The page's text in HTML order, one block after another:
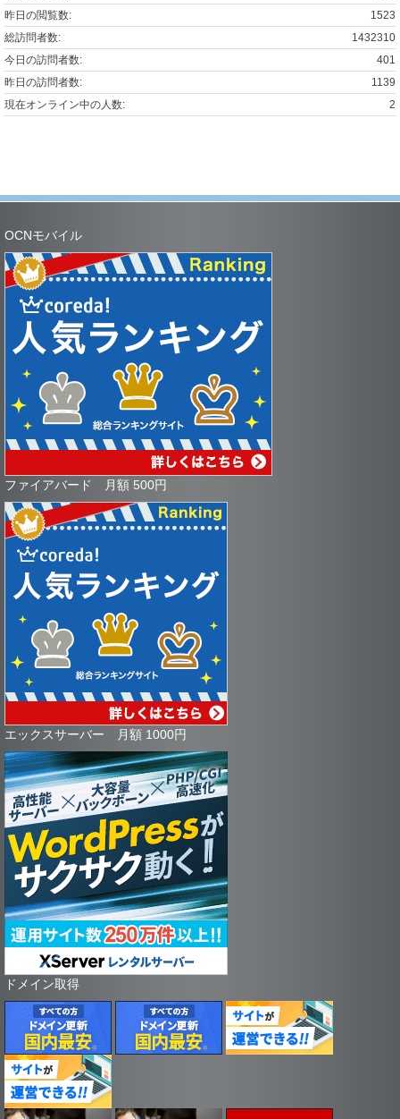
1523
昨日の閲覧数:
1432310
総訪問者数:
401
今日の訪問者数:
1139
昨日の訪問者数:
2
現在オンライン中の人数:
OCNモバイル
ファイアバード 月額 500円
エックスサーバー 月額 1000円
ドメイン取得